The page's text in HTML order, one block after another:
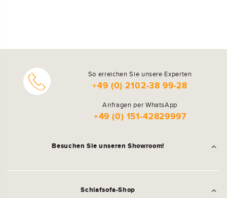
So erreichen Sie unsere Experten
+49 (0) 2102-38 99-28
Anfragen per WhatsApp
+49 (0) 151-42829997
Besuchen Sie unseren Showroom!
Schlafsofa-Shop